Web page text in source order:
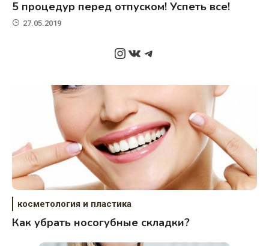
5 процедур перед отпуском! Успеть все!
27.05.2019
Instagram
ВКонтакте
Telegram
косметология и пластика
Как убрать носогубные складки?